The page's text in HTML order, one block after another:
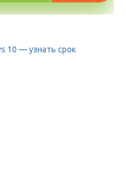
10 — узнать срок